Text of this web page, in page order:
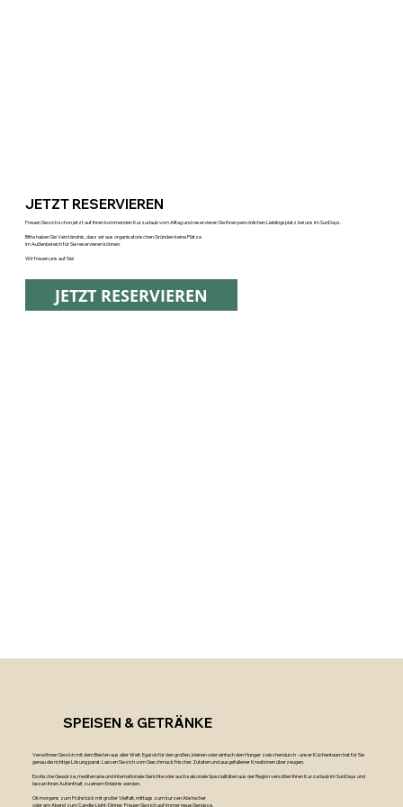
SPEISEN & GETRÄNKE
Verwöhnen Sie sich mit dem Besten aus aller Welt. Egal ob für den großen, kleinen oder einfach den Hunger zwischendurch - unser Küchenteam hat für Sie
genau die richtige Lösung parat. Lassen Sie sich vom Geschmack frischer Zutaten und ausgefallener Kreationen überzeugen.
Exotische Gewürze, mediterrane und internationale Gerichte oder auch saisonale Spezialitäten aus der Region versüßen Ihren Kurzurlaub im SunDays und
lassen Ihren Aufenthalt zu einem Erlebnis werden.
Ob morgens zum Frühstück mit großer Vielfalt, mittags zum kurzen Abstecher
oder am Abend zum Candle-Light-Dinner. Freuen Sie sich auf immer neue Genüsse.
JETZT RESERVIEREN
Freuen Sie sich schon jetzt auf Ihren kommenden Kurzurlaub vom Alltag und reservieren Sie Ihren persönlichen Lieblingsplatz bei uns im SunDays.
Bitte haben Sie Verständnis, dass wir aus organisatorischen Gründen keine Plätze
im Außenbereich für Sie reservieren können.
Wir freuen uns auf Sie!
JETZT RESERVIEREN